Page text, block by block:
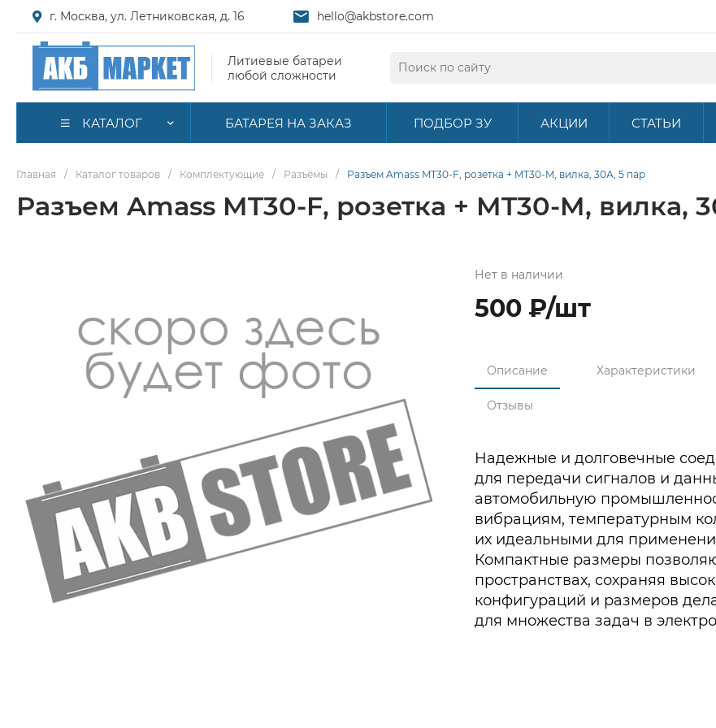
г. Москва, ул. Летниковская, д. 16 hello@akbstore.com
Литиевые батареи
любой сложности
КАТАЛОГ БАТАРЕЯ НА ЗАКАЗ ПОДБОР ЗУ АКЦИИ СТАТЬИ
Главная / Каталог товаров / Комплектующие / Разъёмы / Разъем Amass MT30-F, розетка + MT30-M, вилка, 30А, 5 пар
Разъем Amass MT30-F, розетка + MT30-M, вилка,
Нет в наличии
500 ₽/шт
Описание Характеристики
Отзывы
Надежные и долговечные
для передачи сигналов и
автомобильную
вибрациям, температурным
их идеальными для
Компактные размеры
пространствах, сохраняя
конфигураций и размеров
для множества задач в